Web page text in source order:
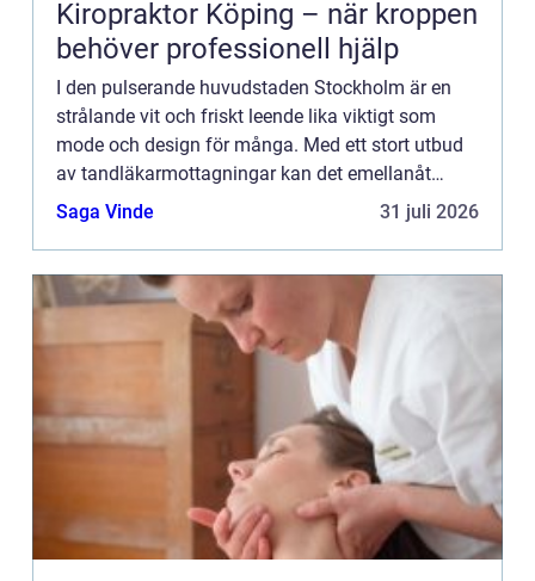
Kiropraktor Köping – när kroppen
behöver professionell hjälp
I den pulserande huvudstaden Stockholm är en
strålande vit och friskt leende lika viktigt som
mode och design för många. Med ett stort utbud
av tandläkarmottagningar kan det emellanåt
kännas överväldiga...
Saga Vinde 31 juli 2026